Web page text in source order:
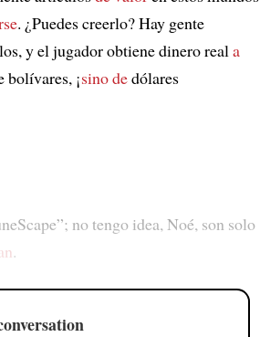
. ¿Puedes creerlo? Hay gente
y el jugador obtiene dinero reala
bolívares, ¡sino dedólares
no tengo idea, Noé, son solo
.